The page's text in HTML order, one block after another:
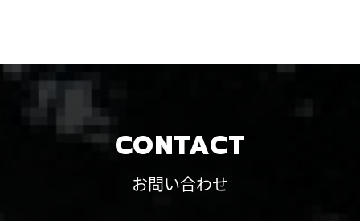
CONTACT
お問い合わせ